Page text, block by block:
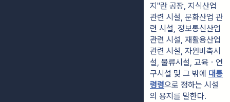
지"란 공장, 지식산업
관련 시설, 문화산업 관
련 시설, 정보통신산업
관련 시설, 재활용산업
관련 시설, 자원비축시
설, 물류시설, 교육ㆍ연
구시설 및 그 밖에 대통
령령으로 정하는 시설
의 용지를 말한다.